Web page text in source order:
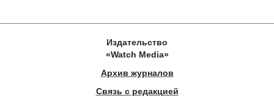
Издательство
«Watch Media»
Архив журналов
Связь с редакцией